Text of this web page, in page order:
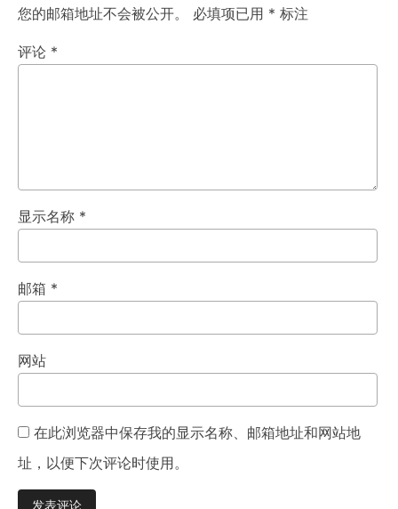
您的邮箱地址不会被公开。 必填项已用 * 标注
评论 *
显示名称 *
邮箱 *
网站
在此浏览器中保存我的显示名称、邮箱地址和网站地
址，以便下次评论时使用。